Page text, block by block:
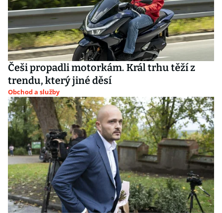
Češi propadli motorkám. Král trhu těží z
trendu, který jiné děsí
Obchod a služby